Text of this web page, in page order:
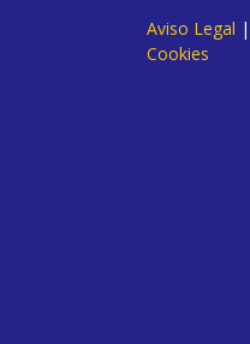
Aviso Legal |
Cookies